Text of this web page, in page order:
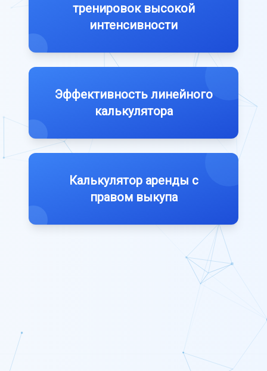
тренировок высокой
интенсивности
Эффективность линейного
калькулятора
Калькулятор аренды с
правом выкупа